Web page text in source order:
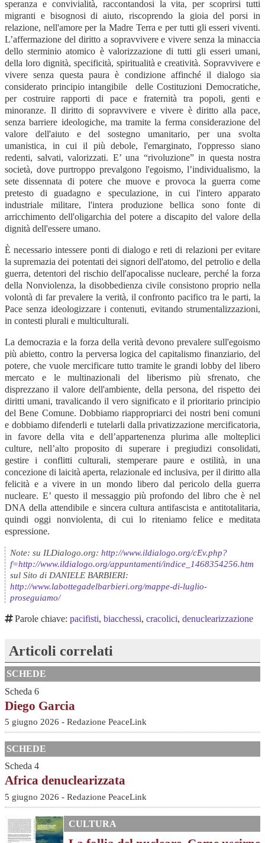
speranza e convivialità, raccontandosi la vita, per scoprirsi tutti
migranti e bisognosi di aiuto, riscoprendo la gioia del porsi in
relazione, nell'amore per la Madre Terra e per tutti gli esseri viventi.
L’affermazione del diritto a sopravvivere e vivere senza la minaccia
dello sterminio atomico è valorizzazione di tutti gli esseri umani,
della loro dignità, specificità, spiritualità e creatività. Sopravvivere e
vivere senza questa paura è condizione affinché il dialogo sia
considerato principio intangibile delle Costituzioni Democratiche,
per costruire rapporti di pace e fraternità tra popoli, genti e
minoranze. Il diritto di sopravvivere e vivere è diritto alla pace,
senza barriere ideologiche, ma tramite la ferma considerazione del
valore dell'aiuto e del sostegno umanitario, per una svolta
umanistica, in cui il più debole, l'emarginato, l'oppresso siano
redenti, salvati, valorizzati. E’ una “rivoluzione” in questa nostra
società, dove purtroppo prevalgono l'egoismo, l’individualismo, la
sete dissennata di potere che muove e provoca la guerra come
pretesto di guadagno e speculazione, in cui l'intero apparato
industriale militare, l'intera produzione bellica sono fonte di
arricchimento dell'oligarchia del potere a discapito del valore della
dignità dell'essere umano.
È necessario intessere ponti di dialogo e reti di relazioni per evitare
la supremazia dei potentati dei signori dell'atomo, del petrolio e della
guerra, detentori del rischio dell'apocalisse nucleare, perché la forza
della Nonviolenza, la disobbedienza civile consistono proprio nella
volontà di far prevalere la verità, il confronto pacifico tra le parti, la
Pace senza ideologizzare i contenuti, evitando strumentalizzazioni,
in contesti plurali e multiculturali.
La democrazia e la forza della verità devono prevalere sull'egoismo
più abietto, contro la perversa logica del capitalismo finanziario, del
potere, che vuole mercificare tutto tramite le grandi lobby del libero
mercato e le multinazionali del liberismo più sfrenato, che
disprezzano il valore dell'ambiente, della persona, del rispetto dei
diritti umani, travalicando il vero significato e il prioritario principio
del Bene Comune. Dobbiamo riappropriarci dei nostri beni comuni
e dobbiamo difenderli e tutelarli dalla privatizzazione mercificatoria,
in favore della vita e dell’appartenenza plurima alle molteplici
culture, nell’alto proposito di superare i pregiudizi consolidati,
gestire i conflitti culturali, stemperare paure e ostilità, in una
concezione di laicità aperta, relazionale ed inclusiva, per il diritto alla
felicità e a vivere in un mondo libero dal pericolo della guerra
nucleare. E’ questo il messaggio più profondo del libro che è nel
DNA della attendibile e sincera cultura antifascista e antitotalitaria,
quindi oggi nonviolenta, di cui lo riteniamo felice e meditata
espressione.
Note: su ILDialogo.org: http://www.ildialogo.org/cEv.php?
f=http://www.ildialogo.org/appuntamenti/indice_1468354256.htm
sul Sito di DANIELE BARBIERI:
http://www.labottegadelbarbieri.org/mappe-di-luglio-
proseguiamo/
Parole chiave:pacifisti,biacchessi,cracolici,denuclearizzazione
Articoli correlati
SCHEDE
Scheda 6
Diego Garcia
5 giugno 2026 - Redazione PeaceLink
SCHEDE
Scheda 4
Africa denuclearizzata
5 giugno 2026 - Redazione PeaceLink
CULTURA